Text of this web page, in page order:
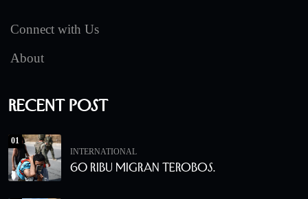
Connect with Us
About
Recent Post
01
INTERNATIONAL
60 Ribu Migran Terobos.